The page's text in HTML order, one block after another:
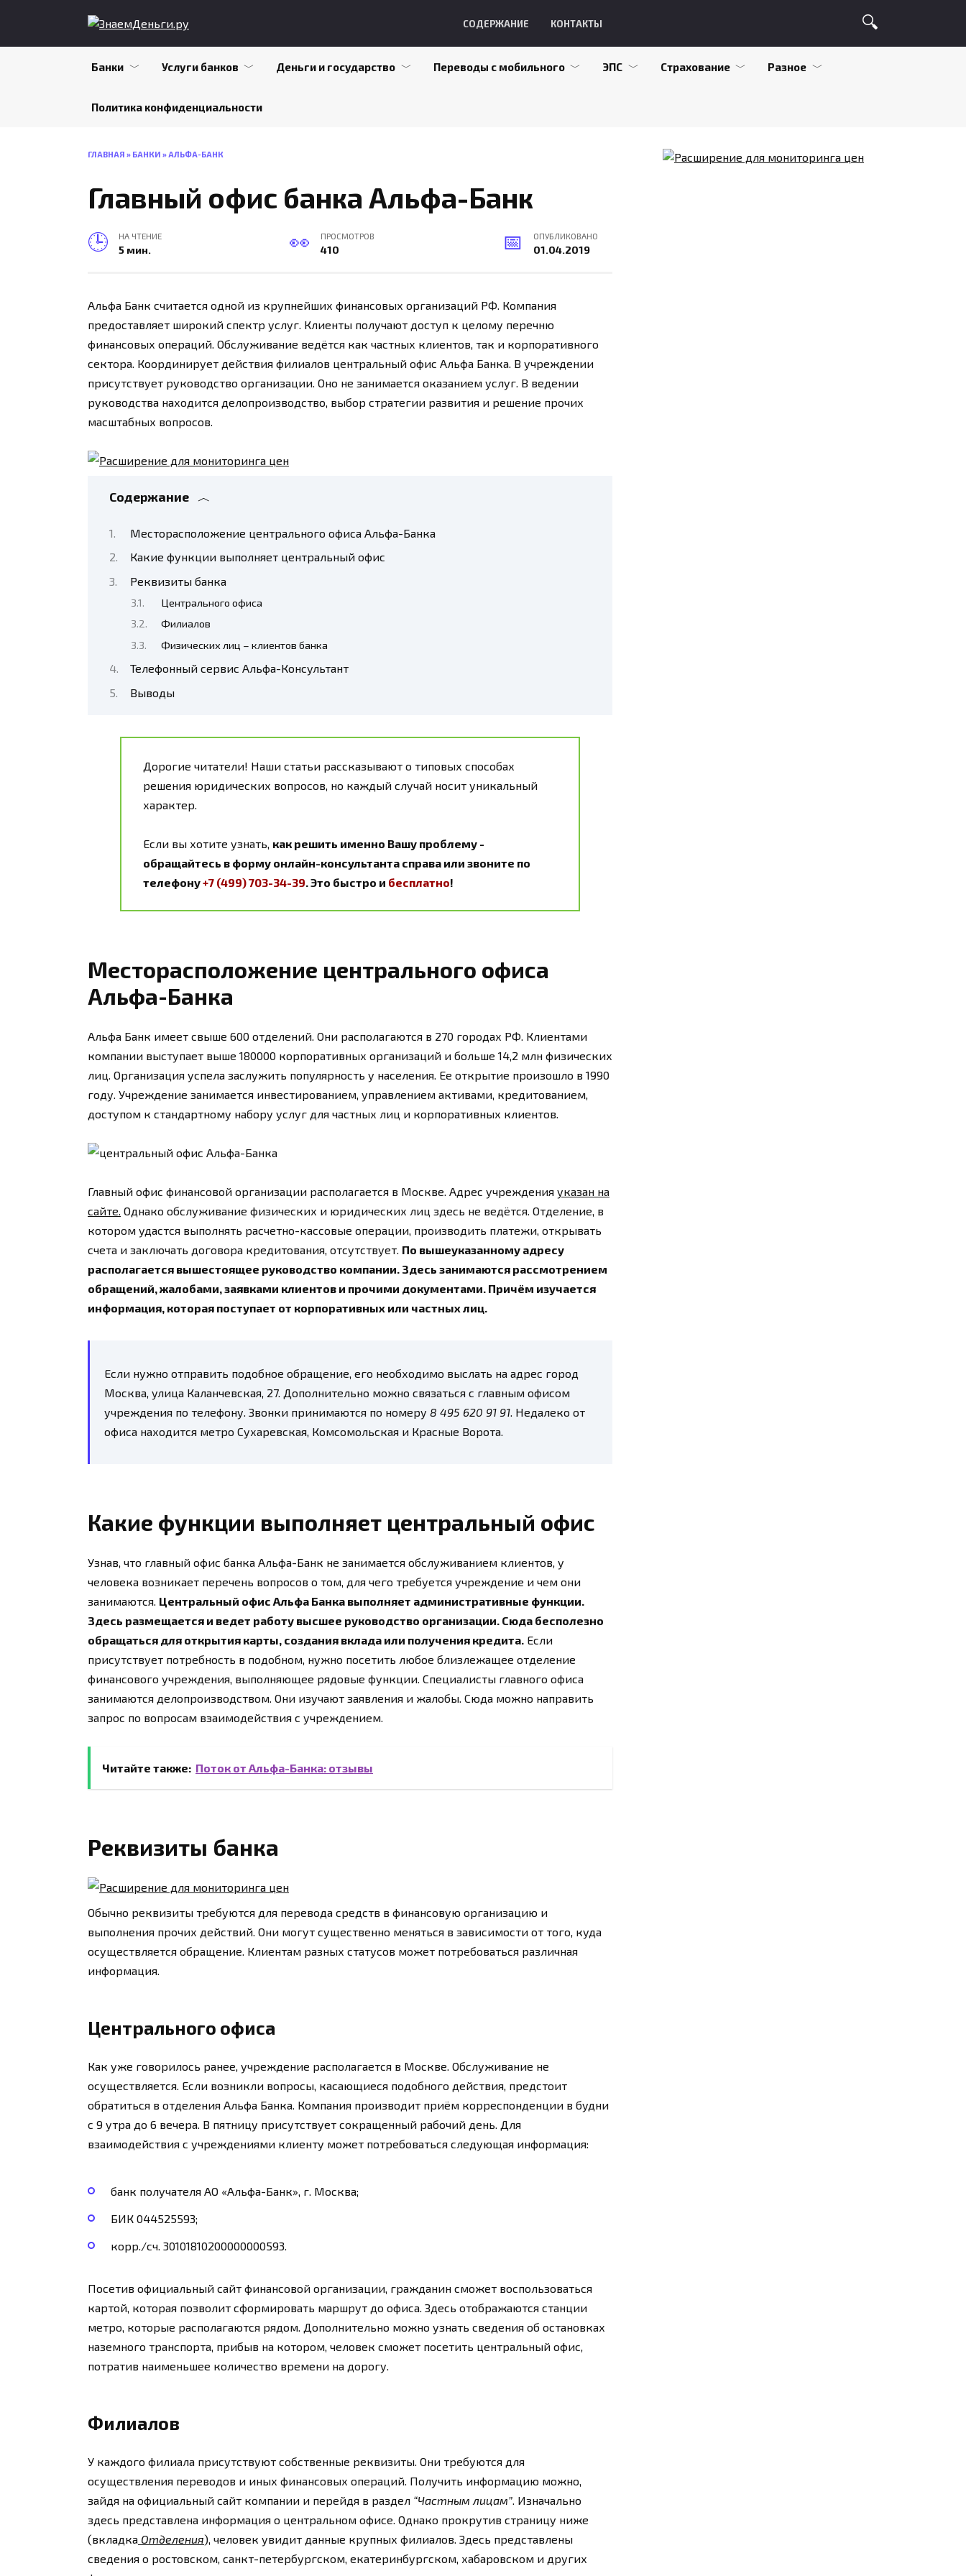
СОДЕРЖАНИЕ КОНТАКТЫ
Банки Услуги банков Деньги и государство Переводы с мобильного ЭПС Страхование Разное
Политика конфиденциальности
ГЛАВНАЯ » БАНКИ »АЛЬФА-БАНК
Главный офис банка Альфа-Банк
НА ЧТЕНИЕ
5 мин.
ПРОСМОТРОВ
410
ОПУБЛИКОВАНО
01.04.2019
Альфа Банк считается одной из крупнейших финансовых организаций РФ. Компания
предоставляет широкий спектр услуг. Клиенты получают доступ к целому перечню
финансовых операций. Обслуживание ведётся как частных клиентов, так и корпоративного
сектора. Координирует действия филиалов центральный офис Альфа Банка. В учреждении
присутствует руководство организации. Оно не занимается оказанием услуг. В ведении
руководства находится делопроизводство, выбор стратегии развития и решение прочих
масштабных вопросов.
Содержание
Месторасположение центрального офиса Альфа-Банка
Какие функции выполняет центральный офис
Реквизиты банка
Центрального офиса
Филиалов
Физических лиц – клиентов банка
Телефонный сервис Альфа-Консультант
Выводы
Дорогие читатели! Наши статьи рассказывают о типовых способах
решения юридических вопросов, но каждый случай носит уникальный
характер.
Если вы хотите узнать, как решить именно Вашу проблему -
обращайтесь в форму онлайн-консультанта справа или звоните по
телефону+7 (499) 703-34-39. Это быстро и бесплатно!
Месторасположение центрального офиса
Альфа-Банка
Альфа Банк имеет свыше 600 отделений. Они располагаются в 270 городах РФ. Клиентами
компании выступает выше 180000 корпоративных организаций и больше 14,2 млн физических
лиц. Организация успела заслужить популярность у населения. Ее открытие произошло в 1990
году. Учреждение занимается инвестированием, управлением активами, кредитованием,
доступом к стандартному набору услуг для частных лиц и корпоративных клиентов.
Главный офис финансовой организации располагается в Москве. Адрес учреждения указан на
сайте. Однако обслуживание физических и юридических лиц здесь не ведётся. Отделение, в
котором удастся выполнять расчетно-кассовые операции, производить платежи, открывать
счета и заключать договора кредитования, отсутствует. По вышеуказанному адресу
располагается вышестоящее руководство компании. Здесь занимаются рассмотрением
обращений, жалобами, заявками клиентов и прочими документами. Причём изучается
информация, которая поступает от корпоративных или частных лиц.
Если нужно отправить подобное обращение, его необходимо выслать на адрес город
Москва, улица Каланчевская, 27. Дополнительно можно связаться с главным офисом
учреждения по телефону. Звонки принимаются по номеру 8 495 620 91 91. Недалеко от
офиса находится метро Сухаревская, Комсомольская и Красные Ворота.
Какие функции выполняет центральный офис
Узнав, что главный офис банка Альфа-Банк не занимается обслуживанием клиентов, у
человека возникает перечень вопросов о том, для чего требуется учреждение и чем они
занимаются. Центральный офис Альфа Банка выполняет административные функции.
Здесь размещается и ведет работу высшее руководство организации. Сюда бесполезно
обращаться для открытия карты, создания вклада или получения кредита. Если
присутствует потребность в подобном, нужно посетить любое близлежащее отделение
финансового учреждения, выполняющее рядовые функции. Специалисты главного офиса
занимаются делопроизводством. Они изучают заявления и жалобы. Сюда можно направить
запрос по вопросам взаимодействия с учреждением.
Читайте также: Поток от Альфа-Банка: отзывы
Реквизиты банка
Обычно реквизиты требуются для перевода средств в финансовую организацию и
выполнения прочих действий. Они могут существенно меняться в зависимости от того, куда
осуществляется обращение. Клиентам разных статусов может потребоваться различная
информация.
Центрального офиса
Как уже говорилось ранее, учреждение располагается в Москве. Обслуживание не
осуществляется. Если возникли вопросы, касающиеся подобного действия, предстоит
обратиться в отделения Альфа Банка. Компания производит приём корреспонденции в будни
с 9 утра до 6 вечера. В пятницу присутствует сокращенный рабочий день. Для
взаимодействия с учреждениями клиенту может потребоваться следующая информация:
банк получателя АО «Альфа-Банк», г. Москва;
БИК 044525593;
корр./сч. 30101810200000000593.
Посетив официальный сайт финансовой организации, гражданин сможет воспользоваться
картой, которая позволит сформировать маршрут до офиса. Здесь отображаются станции
метро, которые располагаются рядом. Дополнительно можно узнать сведения об остановках
наземного транспорта, прибыв на котором, человек сможет посетить центральный офис,
потратив наименьшее количество времени на дорогу.
Филиалов
У каждого филиала присутствуют собственные реквизиты. Они требуются для
осуществления переводов и иных финансовых операций. Получить информацию можно,
зайдя на официальный сайт компании и перейдя в раздел “Частным лицам”. Изначально
здесь представлена информация о центральном офисе. Однако прокрутив страницу ниже
(вкладка Отделения), человек увидит данные крупных филиалов. Здесь представлены
сведения о ростовском, санкт-петербургском, екатеринбургском, хабаровском и других